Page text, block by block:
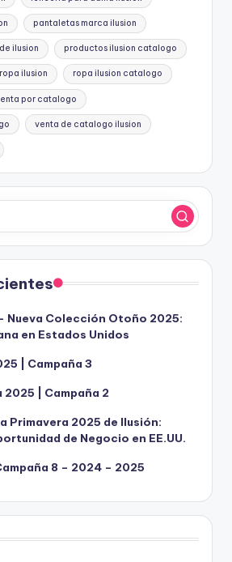
pantaletas marca ilusion
ilusion productos ilusion catalogo
ropa ilusion ropa ilusion catalogo
por catalogo
venta de catalogo ilusion
Colección Otoño 2025:
en Estados Unidos
| Campaña 3
2025 | Campaña 2
Primavera 2025 de Ilusión:
de Negocio en EE.UU.
8 – 2024 – 2025